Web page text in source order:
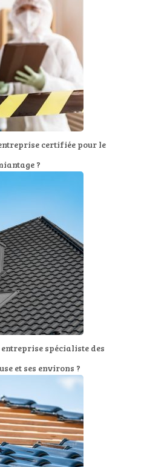
certifiée pour le
?
spécialiste des
et ses environs ?